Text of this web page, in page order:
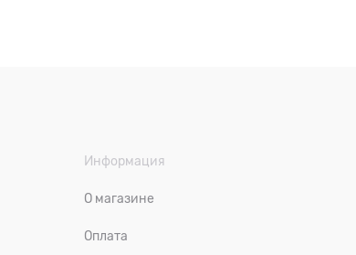
Информация
О магазине
Оплата